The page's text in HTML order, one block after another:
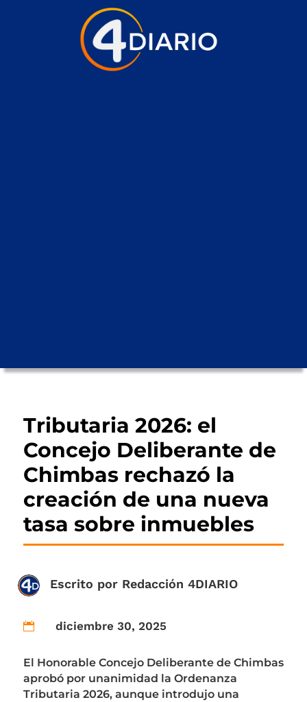
Tributaria 2026: el
Concejo Deliberante de
Chimbas rechazó la
creación de una nueva
tasa sobre inmuebles
Escrito por Redacción 4DIARIO
 diciembre 30, 2025
El Honorable Concejo Deliberante de Chimbas
aprobó por unanimidad la Ordenanza
Tributaria 2026, aunque introdujo una